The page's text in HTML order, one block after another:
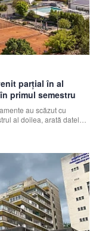
parțial în al
primul semestru
au scăzut cu
al doilea, arată datele